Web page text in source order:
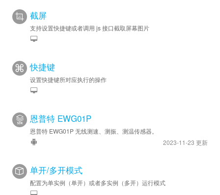
截屏
支持设置快捷键或者调用 js 接口截取屏幕图片
快捷键
设置快捷键所对应执行的操作
恩普特 EWG01P
恩普特 EWG01P 无线测速、测振、测温传感器。
2023-11-23 更新
单开/多开模式
配置为单实例（单开）或者多实例（多开）运行模式